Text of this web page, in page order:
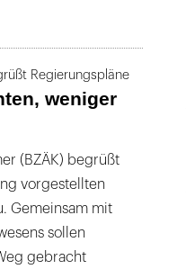
Regierungspläne
weniger
(BZÄK) begrüßt
vorgestellten
Gemeinsam mit
sollen
gebracht